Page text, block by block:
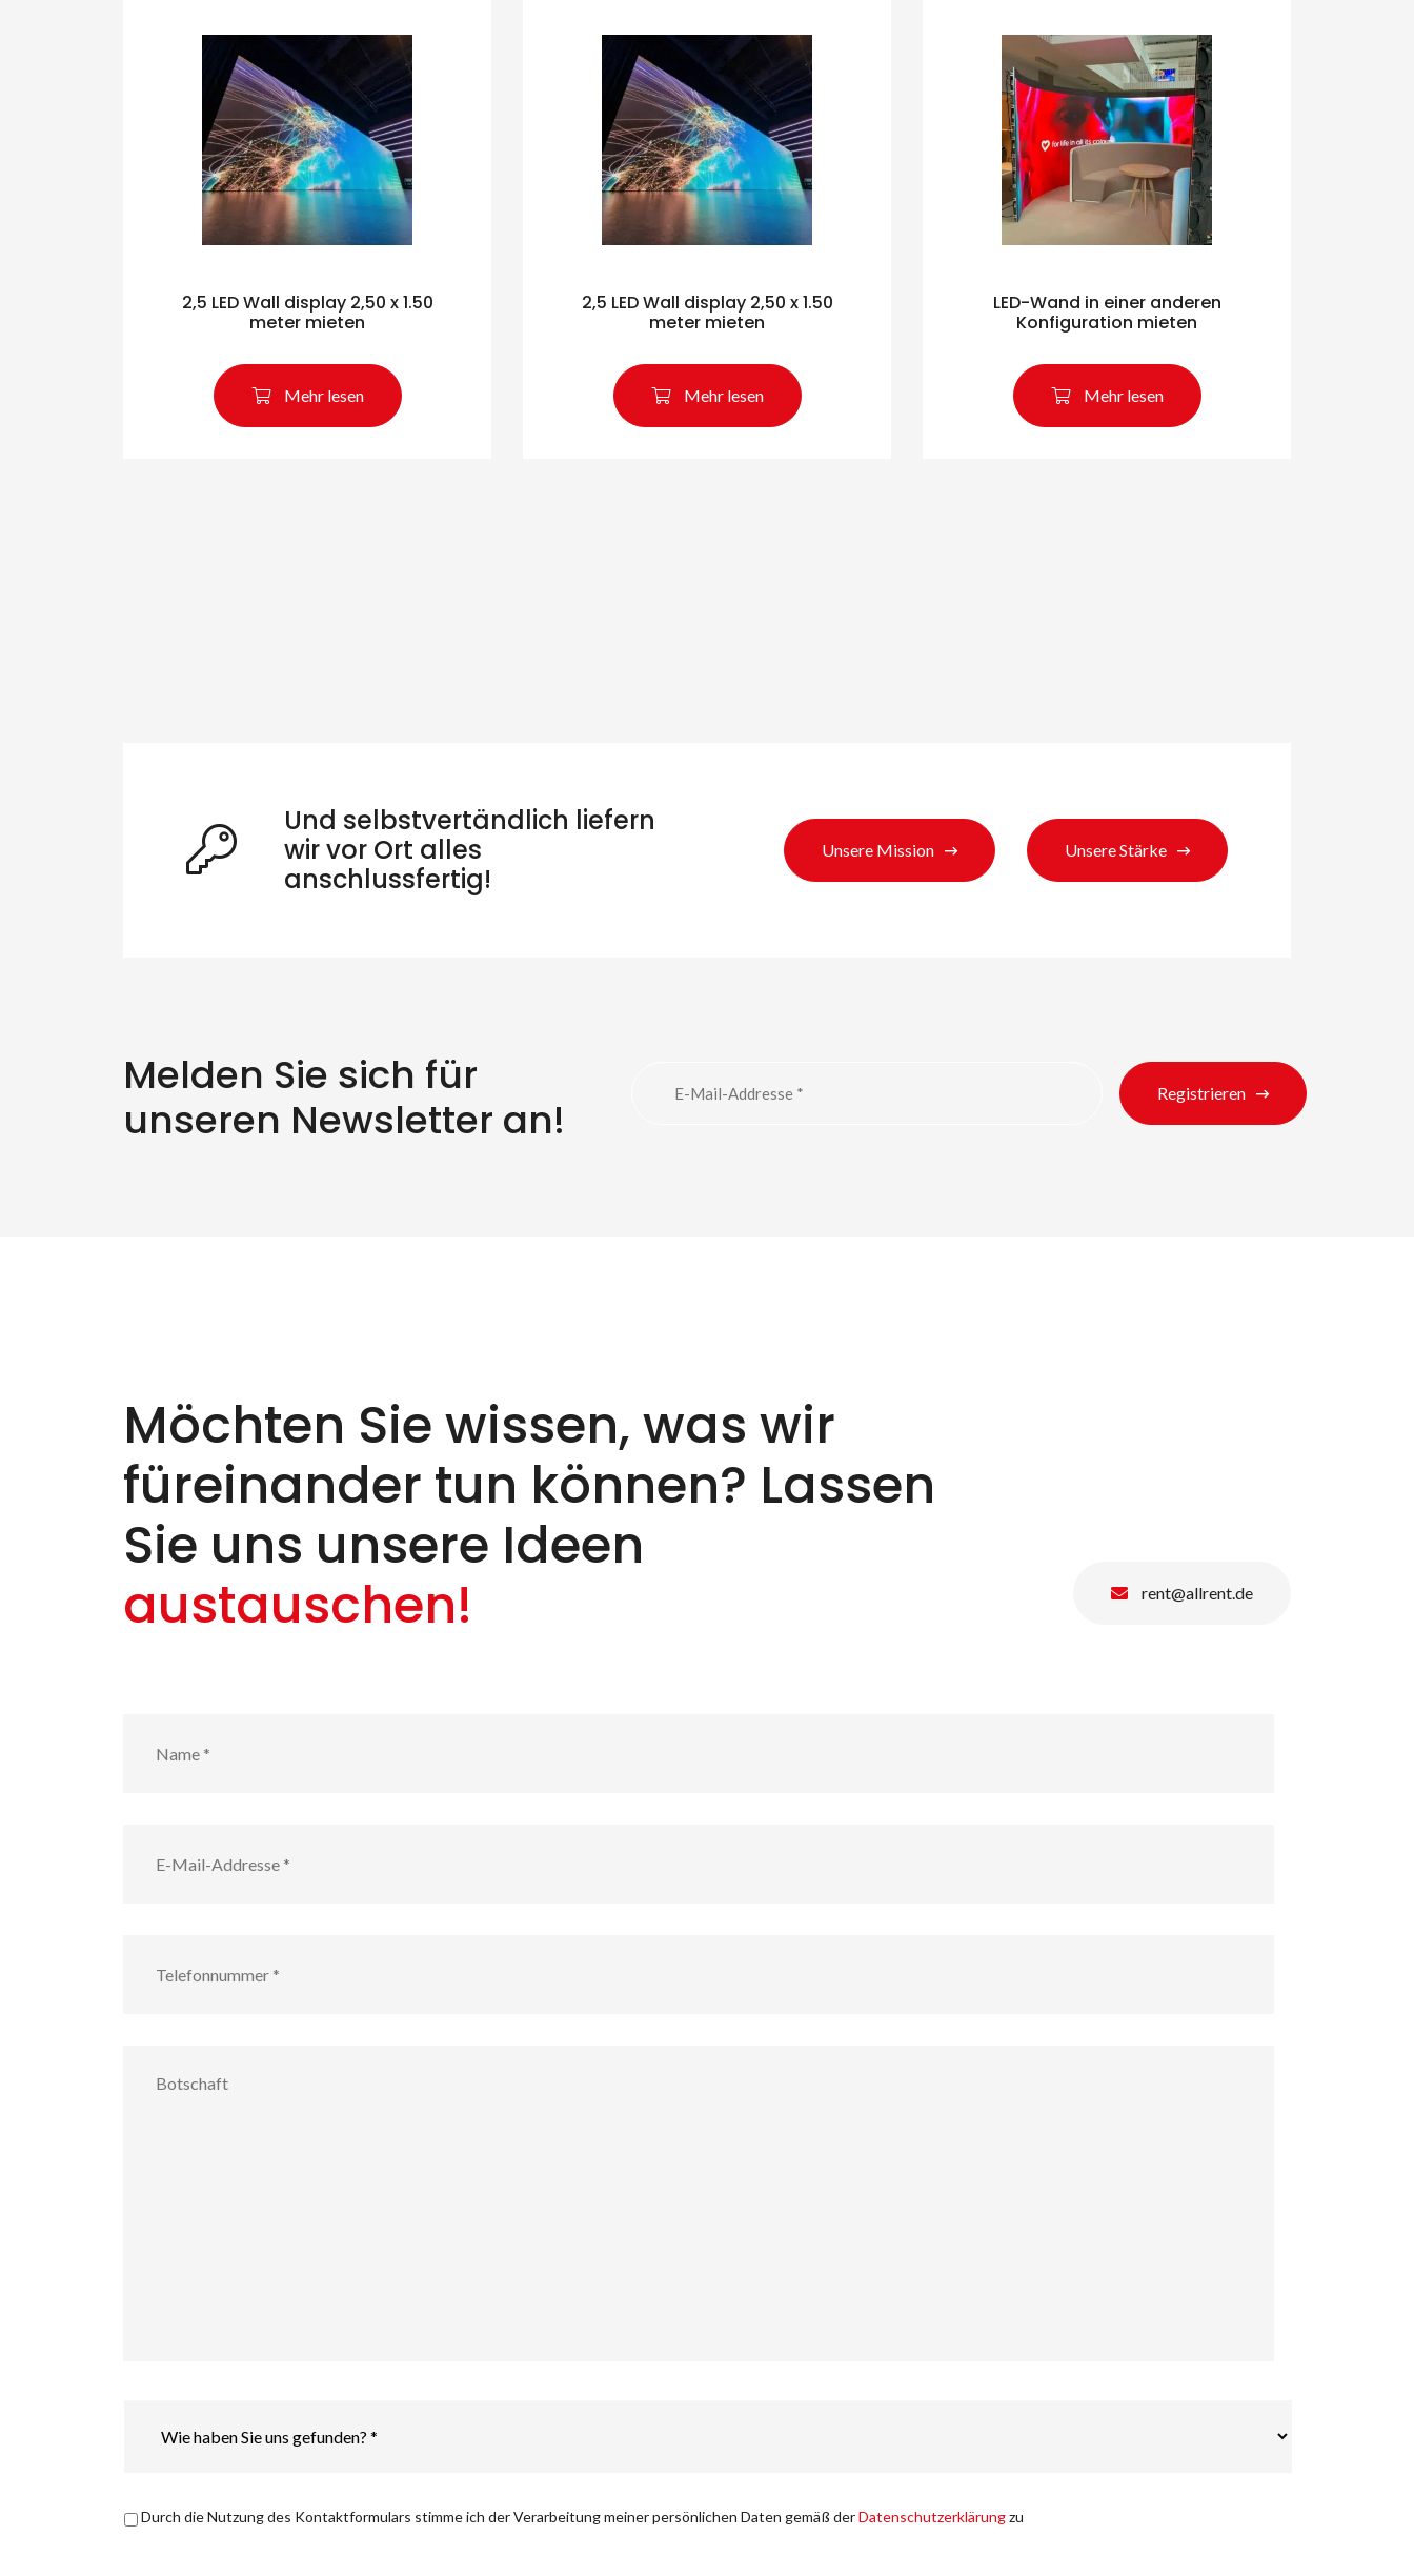
2,5 LED Wall display 2,50 x 1.50
meter mieten
Mehr lesen
2,5 LED Wall display 2,50 x 1.50
meter mieten
Mehr lesen
LED-Wand in einer anderen
Konfiguration mieten
Mehr lesen
Und selbstvertändlich liefern
wir vor Ort alles
anschlussfertig!
Unsere Mission Unsere Stärke
Melden Sie sich für
unseren Newsletter an!
Registrieren
Möchten Sie wissen, was wir
füreinander tun können? Lassen
Sie uns unsere Ideen
austauschen!
rent@allrent.de
Addresse
*
haben
Datenschutzerklärung *
Durch die Nutzung des Kontaktformulars stimme ich der Verarbeitung meiner persönlichen Daten gemäß derDatenschutzerklärungzu
Suche nach Produkten